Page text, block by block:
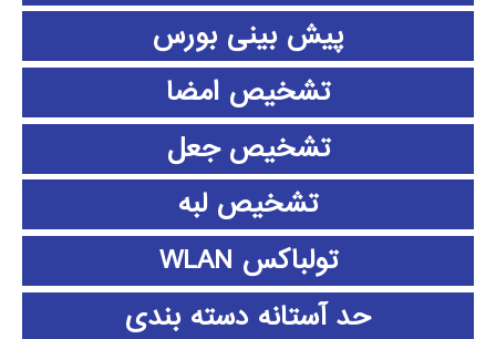
پیش بینی بورس
تشخیص امضا
تشخیص جعل
تشخیص لبه
تولباکس WLAN
حد آستانه دسته بندی